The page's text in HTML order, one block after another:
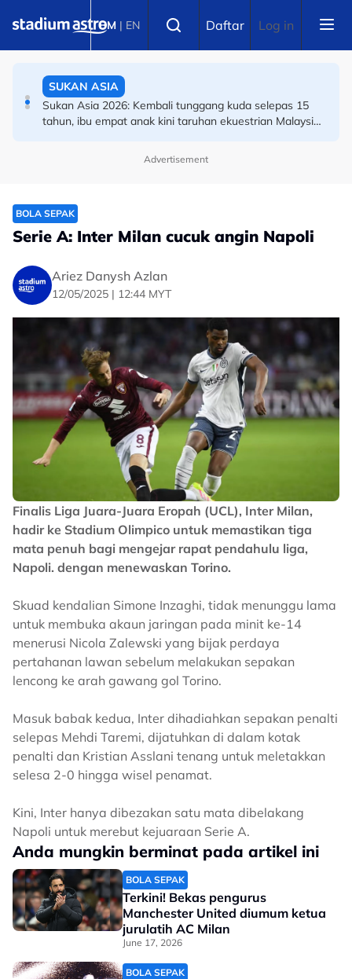
BM | EN Daftar Log in
Piala Hyundai ASEAN: Ini ibarat peluang kedua --
SUKAN ASIA
Sukan Asia 2026: Kembali tunggang kuda selepas 15
tahun, ibu empat anak kini taruhan ekuestrian Malaysia
Advertisement
BOLA SEPAK
Serie A: Inter Milan cucuk angin Napoli
Ariez Danysh Azlan
12/05/2025 | 12:44 MYT
Finalis Liga Juara-Juara Eropah (UCL), Inter Milan,
hadir ke Stadium Olimpico untuk memastikan tiga
mata penuh bagi mengejar rapat pendahulu liga,
Napoli. dengan menewaskan Torino.
Skuad kendalian Simone Inzaghi, tidak menunggu lama
untuk membuka akaun jaringan pada minit ke-14
menerusi Nicola Zalewski yang bijak perdaya
pertahanan lawan sebelum melakukan sepakan
lencong ke arah gawang gol Torino.
Masuk babak kedua, Inter dihadiahkan sepakan penalti
selepas Mehdi Taremi, dijatuhkan di dalam kotak
penalti dan Kristian Asslani tenang untuk meletakkan
selesa 2-0 hingga wisel penamat.
Kini, Inter hanya dibezakan satu mata dibelakang
Napoli untuk merebut kejuaraan Serie A.
Anda mungkin berminat pada artikel ini
BOLA SEPAK
Terkini! Bekas pengurus
Manchester United diumum ketua
jurulatih AC Milan
June 17, 2026
BOLA SEPAK